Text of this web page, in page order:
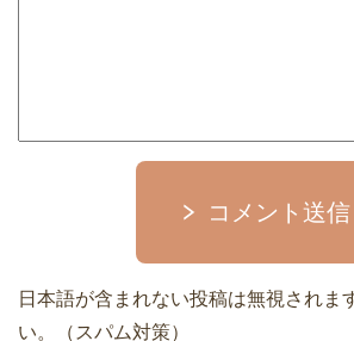
コメント送信
日本語が含まれない投稿は無視されま
い。（スパム対策）